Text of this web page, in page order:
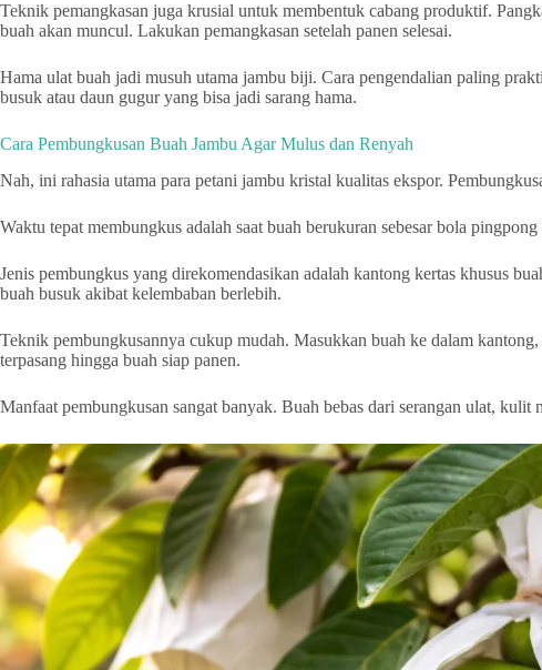
Teknik pemangkasan juga krusial untuk membentuk cabang produktif.
buah akan muncul. Lakukan pemangkasan setelah panen selesai.
Hama ulat buah jadi musuh utama jambu biji. Cara pengendalian paling
busuk atau daun gugur yang bisa jadi sarang hama.
Cara Pembungkusan Buah Jambu Agar Mulus dan Renyah
Nah, ini rahasia utama para petani jambu kristal kualitas ekspor.
Waktu tepat membungkus adalah saat buah berukuran sebesar bola
Jenis pembungkus yang direkomendasikan adalah kantong kertas khusus
buah busuk akibat kelembaban berlebih.
Teknik pembungkusannya cukup mudah. Masukkan buah ke dalam
terpasang hingga buah siap panen.
Manfaat pembungkusan sangat banyak. Buah bebas dari serangan ulat,